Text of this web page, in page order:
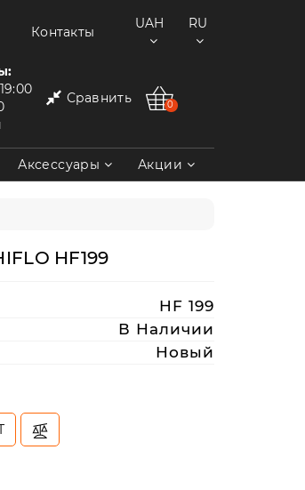
Контакты
UAH RU
Сравнить 0
Аксессуары Акции
HF199
HF 199
В Наличии
Новый